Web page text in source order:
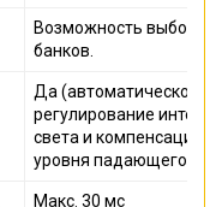
Возможность выбора
банков.
Да (автоматическое
регулирование
света и компенсация
уровня падающего
Макс. 30 мс